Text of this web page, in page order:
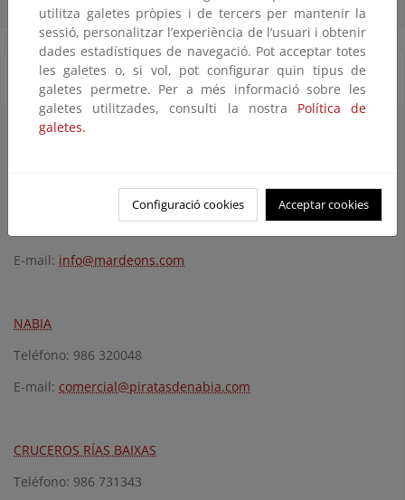
Servicios de transporte
Servicios de transporte regular a Illas Cíes - 2013
E-mail: info@mardeons.com
NABIA
Teléfono: 986 320048
E-mail: comercial@piratasdenabia.com
CRUCEROS RÍAS BAIXAS
Teléfono: 986 731343
utilitza galetes pròpies i de tercers per mantenir la
sessió, personalitzar l’experiència de l’usuari i obtenir
dades estadístiques de navegació. Pot acceptar totes
les galetes o, si vol, pot configurar quin tipus de
galetes permetre. Per a més informació sobre les
galetes utilitzades, consulti la nostra Política de
galetes.
Configuració cookies Acceptar cookies